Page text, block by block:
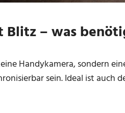
– was
Handykamera, sondern
sein. Ideal ist auch